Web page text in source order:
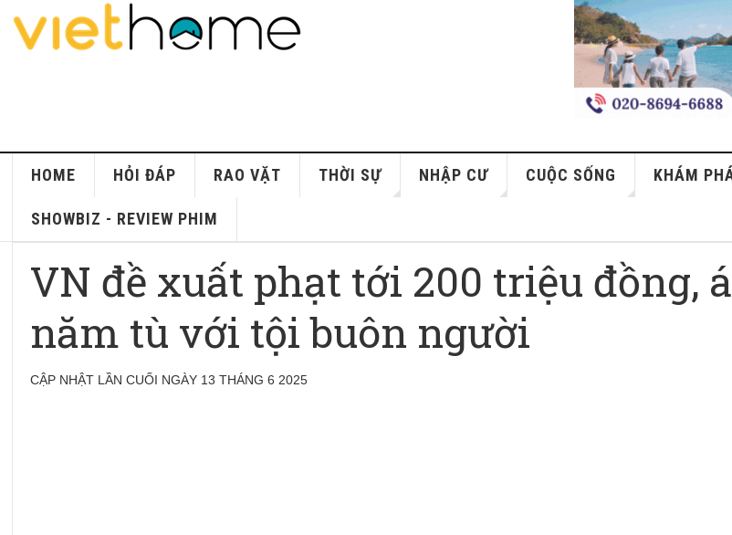
HOME HỎI ĐÁP RAO VẶT THỜI SỰ NHẬP CƯ CUỘC SỐNG KHÁM
SHOWBIZ - REVIEW PHIM
VN đề xuất phạt tới 200 triệu đồng,
năm tù với tội buôn người
CẬP NHẬT LẦN CUỐI NGÀY 13 THÁNG 6 2025